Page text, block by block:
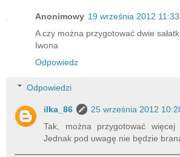
Anonimowy 19 września 2012 11:33
A czy można przygotować dwie
Iwona
Odpowiedz
Odpowiedzi
ilka_86
25 września 2012
Tak, można przygotować więcej
Jednak pod uwagę nie będzie